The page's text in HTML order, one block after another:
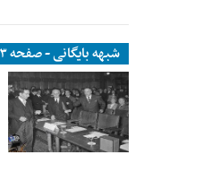
شبهه بایگانی - صفحه ۳ از ۶ - دست‌نوشته‌های سیاوش آقاجانی | نازکبین
۰۱ فروردین ۱۳۹۵